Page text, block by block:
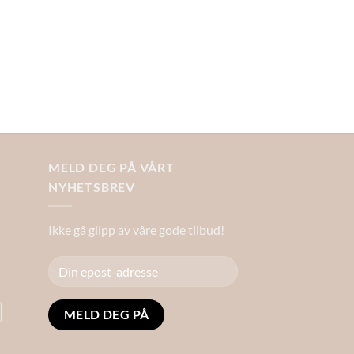
MELD DEG PÅ VÅRT
NYHETSBREV
Ikke gå glipp av våre gode tilbud!